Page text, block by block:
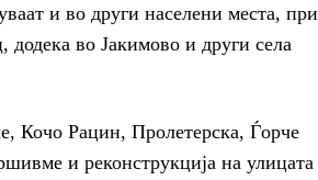
и во други населени места, при
во Јакимово и други села
Кочо Рацин, Пролетерска, Ѓорче
и реконструкција на улицата